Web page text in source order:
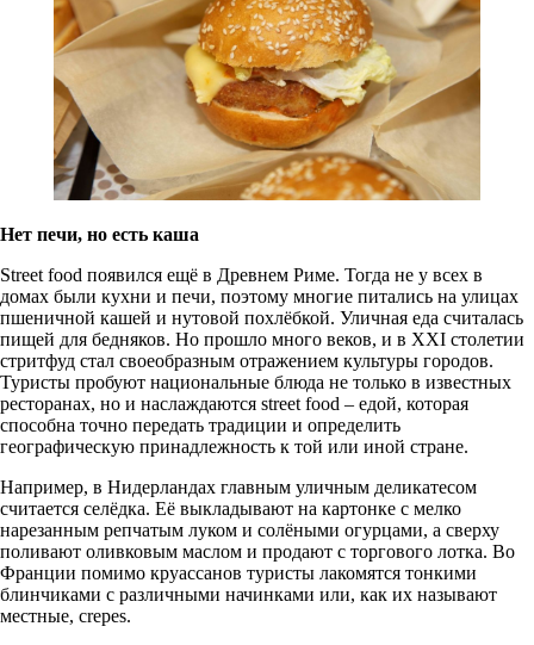
Нет печи, но есть каша
Street food появился ещё в Древнем Риме. Тогда не у всех в
домах были кухни и печи, поэтому многие питались на улицах
пшеничной кашей и нутовой похлёбкой. Уличная еда считалась
пищей для бедняков. Но прошло много веков, и в XXI столетии
стритфуд стал своеобразным отражением культуры городов.
Туристы пробуют национальные блюда не только в известных
ресторанах, но и наслаждаются street food – едой, которая
способна точно передать традиции и определить
географическую принадлежность к той или иной стране.
Например, в Нидерландах главным уличным деликатесом
считается селёдка. Её выкладывают на картонке с мелко
нарезанным репчатым луком и солёными огурцами, а сверху
поливают оливковым маслом и продают с торгового лотка. Во
Франции помимо круассанов туристы лакомятся тонкими
блинчиками с различными начинками или, как их называют
местные, crepes.